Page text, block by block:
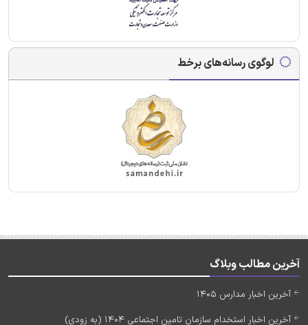
لوگوی رسانه‌های برخط
آخرین مطالب وبلاگ
آخرین اخبار مدارس 1405
آخرین اخبار استخدام سازمان تامین اجتماعی 1404 (به زودی)